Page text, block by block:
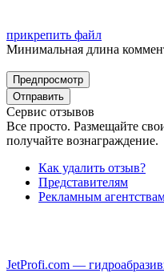
прикрепить файл
Минимальная длина
Сервис отзывов
Все просто. Размещайте
получайте вознаграждение.
Как удалить отзыв?
Представителям
Рекламным
JetProfi.com —